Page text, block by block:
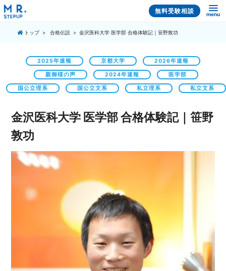
無料受験相談 menu
トップ 合格伝説 金沢医科大学 医学部 合格体験記｜笹野敦功
2025年速報 京都大学 2026年速報
親御様の声 2024年速報 医学部
国公立理系 国公立文系 私立理系 私立文系
金沢医科大学 医学部 合格体験記｜笹野
敦功